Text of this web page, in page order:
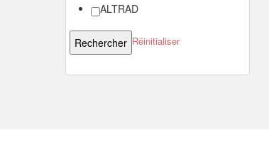
ALTRAD
Réinitialiser